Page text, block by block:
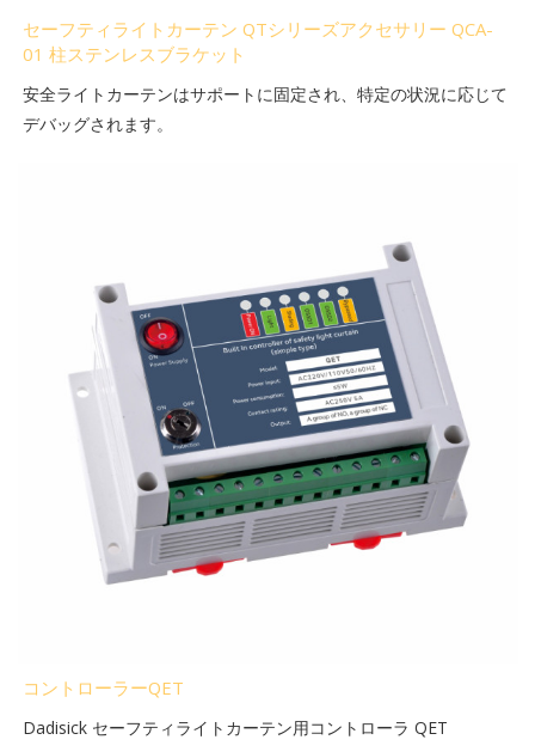
セーフティライトカーテン QTシリーズアクセサリー QCA-
01 柱ステンレスブラケット
安全ライトカーテンはサポートに固定され、特定の状況に応じて
デバッグされます。
コントローラーQET
Dadisick セーフティライトカーテン用コントローラ QET